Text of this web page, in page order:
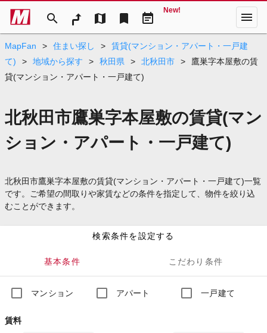
search map bookmark event_note
New! menu
MapFan > 住まい探し >
賃貸(マンション・アパート・一戸建
て)
> 地域から探す > 秋田県 > 北秋田市 >
鷹巣字本屋敷の賃
貸(マンション・アパート・一戸建て)
北秋田市鷹巣字本屋敷の賃貸(マン
ション・アパート・一戸建て)
北秋田市鷹巣字本屋敷の賃貸(マンション・アパート・一戸建て)一覧
です。ご希望の間取りや家賃などの条件を指定して、物件を絞り込
むことができます。
検索条件を設定する
基本条件 こだわり条件
マンション アパート 一戸建て
賃料